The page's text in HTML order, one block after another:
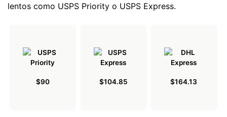
lentos como USPS Priority o USPS Express.
$90 $104.85 $164.13